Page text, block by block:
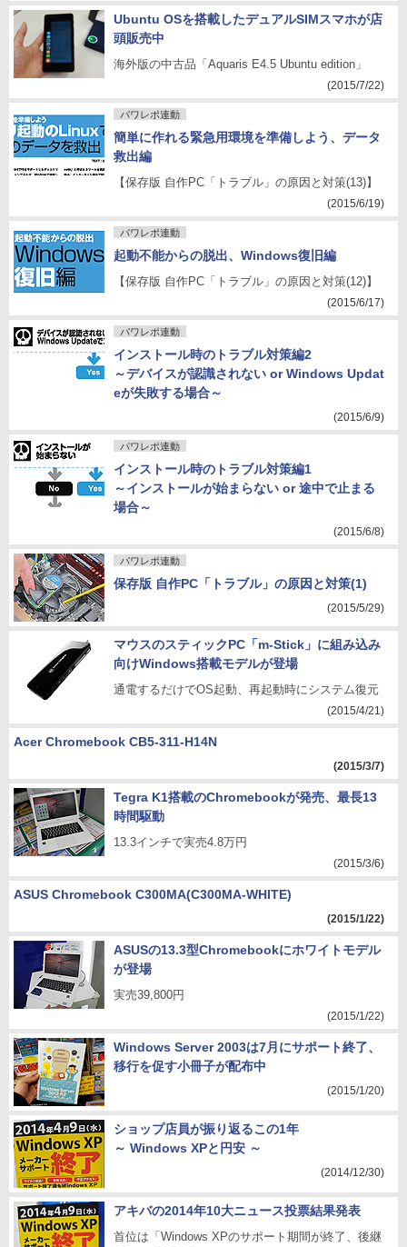
Ubuntu OSを搭載したデュアルSIMスマホが店
頭販売中
海外版の中古品「Aquaris E4.5 Ubuntu edition」
(2015/7/22)
パワレポ連動
簡単に作れる緊急用環境を準備しよう、データ
救出編
【保存版 自作PC「トラブル」の原因と対策(13)】
(2015/6/19)
パワレポ連動
起動不能からの脱出、Windows復旧編
【保存版 自作PC「トラブル」の原因と対策(12)】
(2015/6/17)
パワレポ連動
インストール時のトラブル対策編2
～デバイスが認識されない or Windows Updat
eが失敗する場合～
(2015/6/9)
パワレポ連動
インストール時のトラブル対策編1
～インストールが始まらない or 途中で止まる
場合～
(2015/6/8)
パワレポ連動
保存版 自作PC「トラブル」の原因と対策(1)
(2015/5/29)
マウスのスティックPC「m-Stick」に組み込み
向けWindows搭載モデルが登場
通電するだけでOS起動、再起動時にシステム復元
(2015/4/21)
Acer Chromebook CB5-311-H14N
(2015/3/7)
Tegra K1搭載のChromebookが発売、最長13
時間駆動
13.3インチで実売4.8万円
(2015/3/6)
ASUS Chromebook C300MA(C300MA-WHITE)
(2015/1/22)
ASUSの13.3型Chromebookにホワイトモデル
が登場
実売39,800円
(2015/1/22)
Windows Server 2003は7月にサポート終了、
移行を促す小冊子が配布中
(2015/1/20)
ショップ店員が振り返るこの1年
～ Windows XPと円安 ～
(2014/12/30)
アキバの2014年10大ニュース投票結果発表
首位は「Windows XPのサポート期間が終了、後継